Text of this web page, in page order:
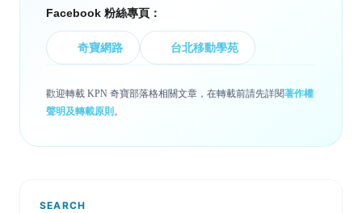
Facebook 粉絲專頁：
奇寶網路 台北移動學苑
歡迎轉載 KPN 奇寶部落格相關文章，在轉載前請先詳閱著作權
聲明及轉載原則 。
SEARCH